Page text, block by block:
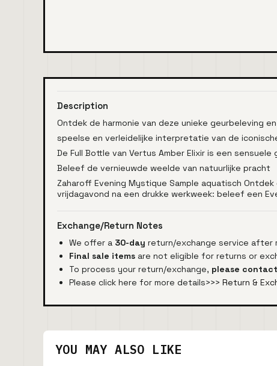
Description
Ontdek de harmonie van deze unieke geurbeleving
speelse en verleidelijke interpretatie van de
De Full Bottle van Vertus Amber Elixir is een
Beleef de vernieuwde weelde van natuurlijke pracht
Zaharoff Evening Mystique Sample aquatisch
vrijdagavond na een drukke werkweek: beleef een
Exchange/Return Notes
We offer a 30-day return/exchange service after
Final sale items are not eligible for returns or
To process your return/exchange, please
Please click here for more details>>> Return &
YOU MAY ALSO LIKE